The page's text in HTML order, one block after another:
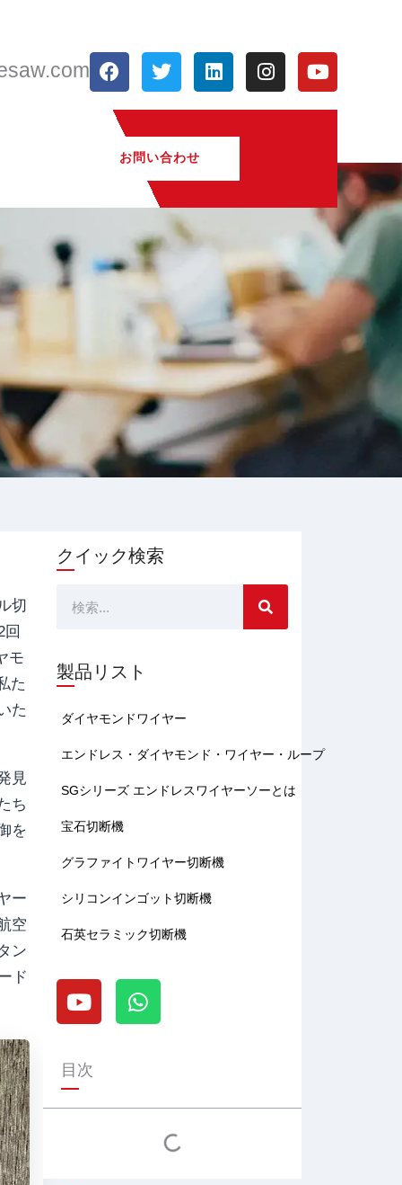
フ
ェ
ス
ブ
ッ
ツ
イ
ー
リ
ン
イ
イ
ン
Y
o
お問い合わせ
切
モ
た
た
見
ち
を
ー
空
ン
ド
クイック検索
検
製品リスト
ダイヤモンドワイヤー
エンドレス・ダイヤモンド・ワイヤー・ループ
SGシリーズ エンドレスワイヤーソーとは
宝石切断機
グラファイトワイヤー切断機
シリコンインゴット切断機
石英セラミック切断機
Y
o
u
u
b
e
W
h
a
p
目次